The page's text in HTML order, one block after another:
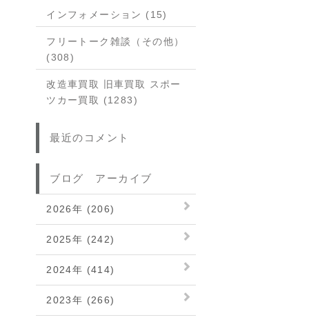
インフォメーション (15)
フリートーク雑談（その他）
(308)
改造車買取 旧車買取 スポー
ツカー買取 (1283)
最近のコメント
ブログ アーカイブ
2026年 (206)
2025年 (242)
2024年 (414)
2023年 (266)